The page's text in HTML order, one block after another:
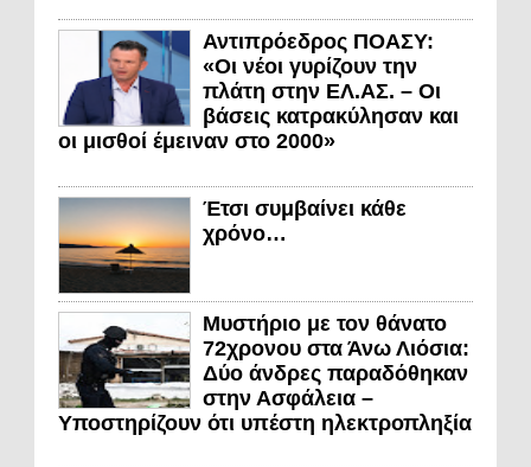
Αντιπρόεδρος ΠΟΑΣΥ:
«Οι νέοι γυρίζουν την
πλάτη στην ΕΛ.ΑΣ. – Οι
βάσεις κατρακύλησαν και
οι μισθοί έμειναν στο 2000»
Έτσι συμβαίνει κάθε
χρόνο…
Μυστήριο με τον θάνατο
72χρονου στα Άνω Λιόσια:
Δύο άνδρες παραδόθηκαν
στην Ασφάλεια –
Υποστηρίζουν ότι υπέστη ηλεκτροπληξία